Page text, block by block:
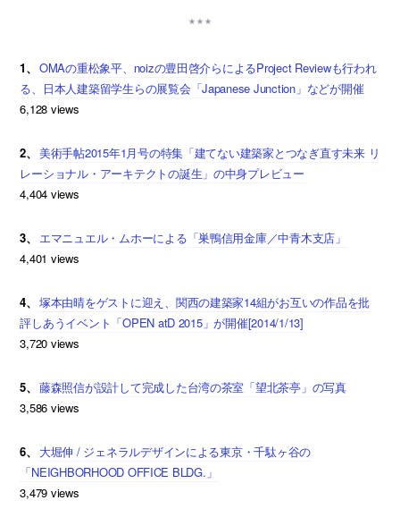
1、
OMAの重松象平、noizの豊田啓介らによるProject Reviewも行われ
る、日本人建築留学生らの展覧会「Japanese Junction」などが開催
6,128 views
2、
美術手帖2015年1月号の特集「建てない建築家とつなぎ直す未来 リ
レーショナル・アーキテクトの誕生」の中身プレビュー
4,404 views
3、
エマニュエル・ムホーによる「巣鴨信用金庫／中青木支店」
4,401 views
4、
塚本由晴をゲストに迎え、関西の建築家14組がお互いの作品を批
評しあうイベント「OPEN atD 2015」が開催[2014/1/13]
3,720 views
5、
藤森照信が設計して完成した台湾の茶室「望北茶亭」の写真
3,586 views
6、
大堀伸 / ジェネラルデザインによる東京・千駄ヶ谷の
「NEIGHBORHOOD OFFICE BLDG.」
3,479 views